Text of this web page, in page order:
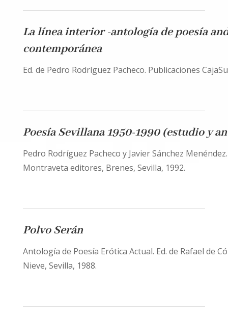
La línea interior -antología de poesía
contemporánea
Ed. de Pedro Rodríguez Pacheco. Publicaciones
Poesía Sevillana 1950-1990 (estudio y
Pedro Rodríguez Pacheco y Javier Sánchez
Montraveta editores, Brenes, Sevilla, 1992.
Polvo Serán
Antología de Poesía Erótica Actual. Ed. de Rafael de
Nieve, Sevilla, 1988.